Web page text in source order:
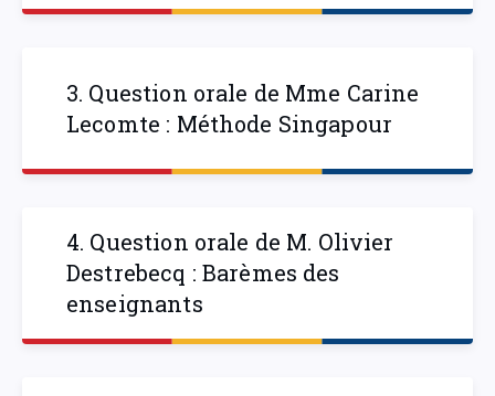
3. Question orale de Mme Carine
Lecomte : Méthode Singapour
4. Question orale de M. Olivier
Destrebecq : Barèmes des
enseignants